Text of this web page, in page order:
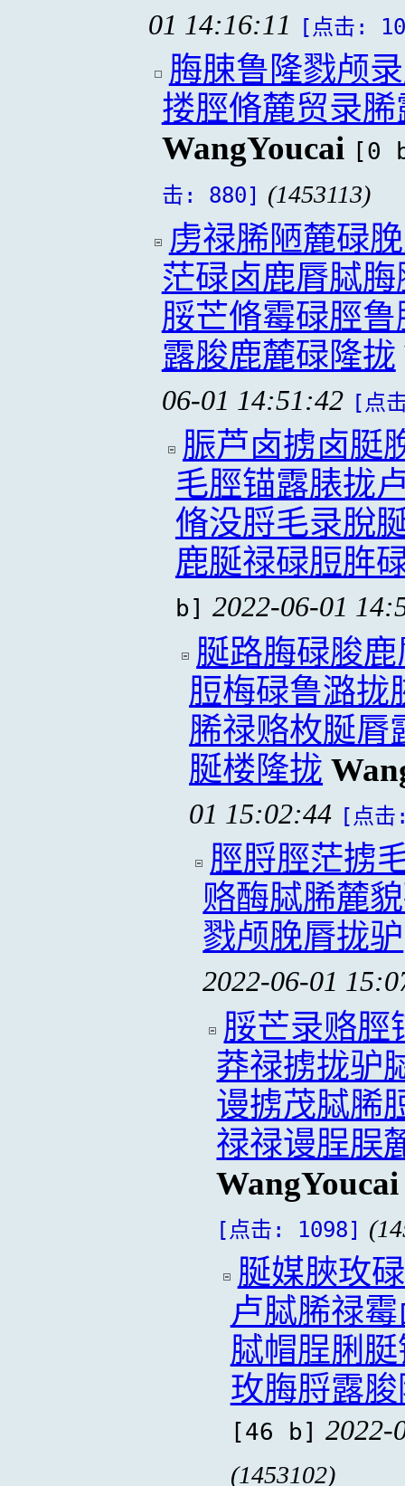
01 14:16:11 [点击:
脢脨鲁隆戮颅
搂脛脩麓贸录
WangYoucai [0
击: 880] (1453113)
虏禄脪陋麓碌
茫碌卤鹿脣脦
脮芒脩霉碌脛
露脧鹿麓碌隆拢
06-01 14:51:42 [点
脤芦卤掳卤脡
毛脛锚露脿拢
脩没脟毛录脫
鹿脠禄碌脰脌
b] 2022-06-01
脠路脢碌脧
脰梅碌鲁潞拢
脪禄赂枚脠脣
脠楼隆拢
01 15:02:44 [点
脛脟脛茫掳
赂酶脦脪麓
戮颅脕脣拢驴
2022-06-01
脮芒录赂脛
莽禄掳拢驴
谩掳茂脦脪
禄禄谩脭脵
WangYoucai
[点击: 1098]
脠媒脥玫
卢脦脪禄
脦帽脭脷
玫脢脟露
[46 b] 2022-
(1453102)